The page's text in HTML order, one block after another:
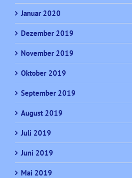
Januar 2020
Dezember 2019
November 2019
Oktober 2019
September 2019
August 2019
Juli 2019
Juni 2019
Mai 2019